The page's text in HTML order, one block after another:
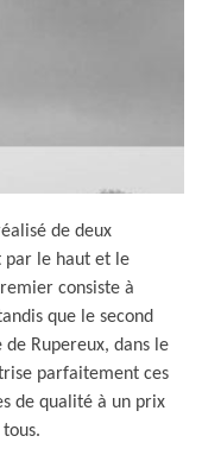
de deux
par le haut et le
consiste à
que le second
de Rupereux, dans le
parfaitement ces
de qualité à un prix